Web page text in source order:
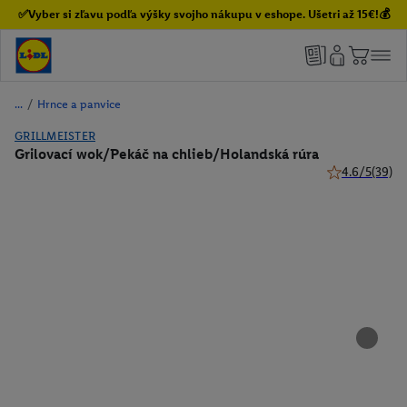
✅Vyber si zľavu podľa výšky svojho nákupu v eshope. Ušetri až 15€!💰
/ Hrnce a panvice
GRILLMEISTER
Grilovací wok/Pekáč na chlieb/Holandská rúra
4.6/5(39)